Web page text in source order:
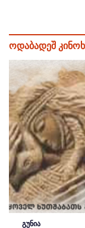
ოდაბადეშ
გუნია